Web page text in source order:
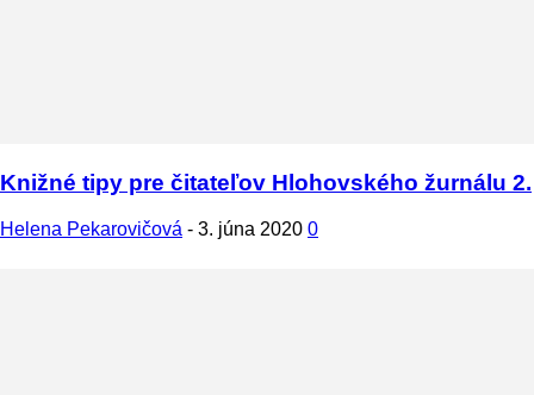
Knižné tipy pre čitateľov Hlohovského žurnálu 2.
Helena Pekarovičová - 3. júna 2020 0